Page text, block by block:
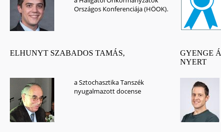
Országos Konferenciája (HÖOK).
ELHUNYT SZABADOS TAMÁS,
a Sztochasztika Tanszék
nyugalmazott docense
GYENGE
NYERT